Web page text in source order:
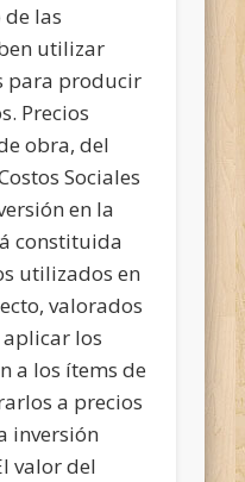
las
utilizar
para producir
Precios
obra, del
Sociales
en la
constituida
utilizados en
valorados
aplicar los
a los ítems de
a precios
inversión
valor del